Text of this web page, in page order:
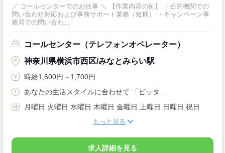
／ コールセンターでのお仕事 ＼ 【作業内容の例】 ・公的機関での
問い合わせ対応および事務サポート業務（短期） ・キャンペーン事
務局での問い合わ...
コールセンター（テレフォンオペレーター）
神奈川県横浜市西区/みなとみらい駅
時給1,600円～1,700円
あなたの生活スタイルに合わせて 「ピッタ...
月曜日 火曜日 水曜日 木曜日 金曜日 土曜日 日曜日 祝日
もっと見る
求人詳細を見る